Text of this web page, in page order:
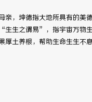
，坤德指大地所具有的美
生之谓易”，指宇宙万物
厚土养根，帮助生命生生不